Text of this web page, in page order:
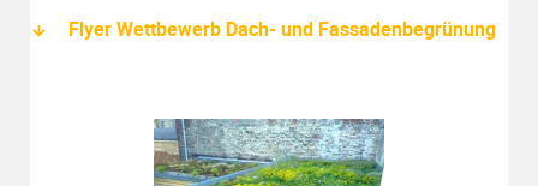
Flyer Wettbewerb Dach- und Fassadenbegrünung